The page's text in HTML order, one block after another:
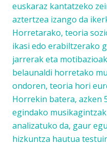
euskaraz kantatzeko
aztertzea izango da
Horretarako, teoria
ikasi edo erabiltzerako
jarrerak eta
belaunaldi horretako
ondoren, teoria hori
Horrekin batera, azken
egindako
analizatuko da, gaur
hizkuntza hautua